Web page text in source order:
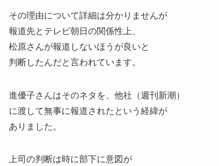
その理由について詳細は分かりませんが
報道先とテレビ朝日の関係性上、
松原さんが報道しないほうが良いと
判断したんだと言われています。
進優子さんはそのネタを、他社（週刊新潮）
に渡して無事に報道されたという経緯が
ありました。
上司の判断は時に部下に意図が